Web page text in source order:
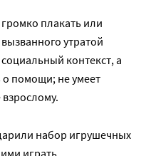
плакать или
утратой
контекст, а
о помощи; не умеет
набор игрушечных
играть.